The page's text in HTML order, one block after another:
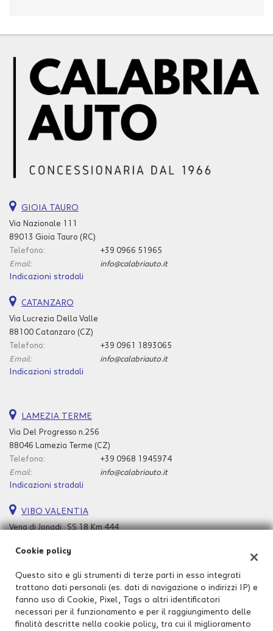
GIOIA TAURO
Via Nazionale 111
89013 Gioia Tauro (RC)
Telefono:
+39 0966 51965
Email:
info@calabriauto.it
Indicazioni stradali
CATANZARO
Via Lucrezia Della Valle
88100 Catanzaro (CZ)
Telefono:
+39 0961 1893065
Email:
info@calabriauto.it
Indicazioni stradali
LAMEZIA TERME
Via Del Progresso n.256
88046 Lamezia Terme (CZ)
Telefono:
+39 0968 1945974
Email:
info@calabriauto.it
Indicazioni stradali
VIBO VALENTIA
Vena di Jonadi , SS 18 Km 444
Telefono:
Indicazioni stradali
Calabria Auto Srl
Cookie policy
Questo sito e gli strumenti di terze parti in esso integrati
trattano dati personali (es. dati di navigazione o indirizzi IP) e
fanno uso di Cookie, Pixel, Tags o altri identificatori
necessari per il funzionamento e per il raggiungimento delle
finalità descritte nella cookie policy, tra cui il miglioramento